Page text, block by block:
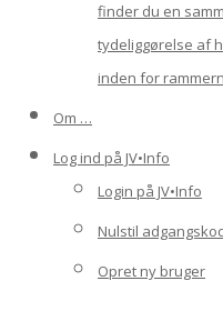
finder du en
tydeliggørelse af
inden for
Om …
Log ind på JV•Info
Login på JV•Info
Nulstil
Opret ny bruger